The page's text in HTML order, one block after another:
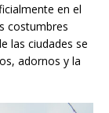
en el
costumbres
las ciudades se
adornos y la